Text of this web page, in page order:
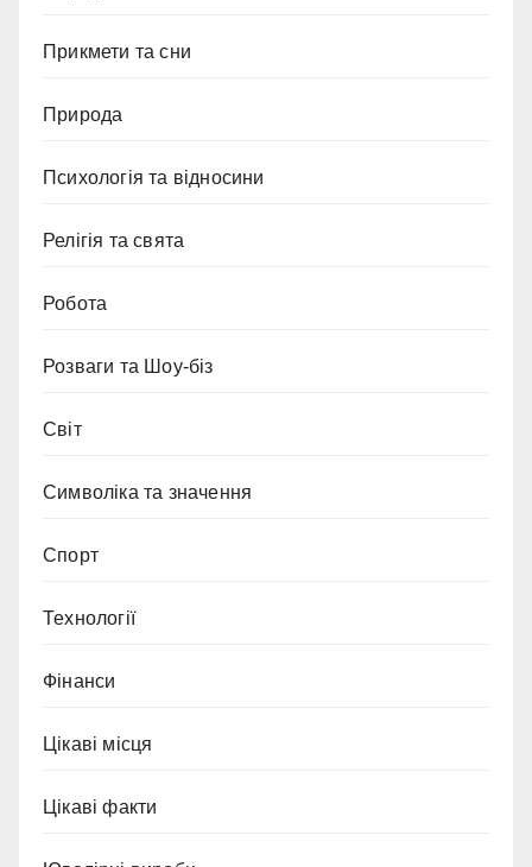
Прикмети та сни
Природа
Психологія та відносини
Релігія та свята
Робота
Розваги та Шоу-біз
Світ
Символіка та значення
Спорт
Технології
Фінанси
Цікаві місця
Цікаві факти